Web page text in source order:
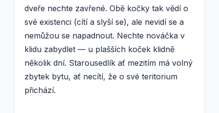
dveře nechte zavřené. Obě kočky tak vědí o
své existenci (cítí a slyší se), ale nevidí se a
nemůžou se napadnout. Nechte nováčka v
klidu zabydlet — u plašších koček klidně
několik dní. Starousedlík ať mezitím má volný
zbytek bytu, ať necítí, že o své teritorium
přichází.